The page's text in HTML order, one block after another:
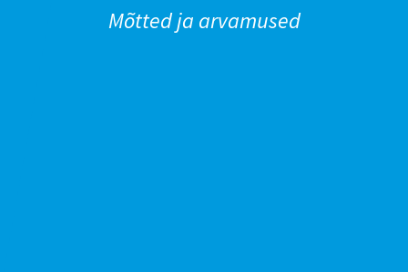
Mõtted ja arvamused